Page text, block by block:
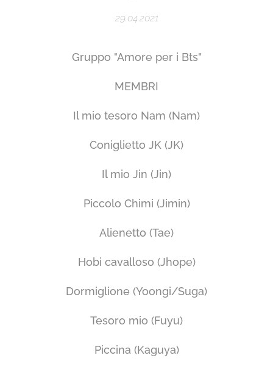
29.04.2021
Gruppo "Amore per i Bts"
MEMBRI
Il mio tesoro Nam (Nam)
Coniglietto JK (JK)
Il mio Jin (Jin)
Piccolo Chimi (Jimin)
Alienetto (Tae)
Hobi cavalloso (Jhope)
Dormiglione (Yoongi/Suga)
Tesoro mio (Fuyu)
Piccina (Kaguya)